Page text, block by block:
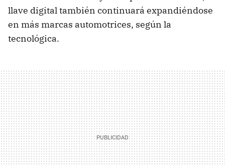
llave digital también continuará expandiéndose
en más marcas automotrices, según la
tecnológica.